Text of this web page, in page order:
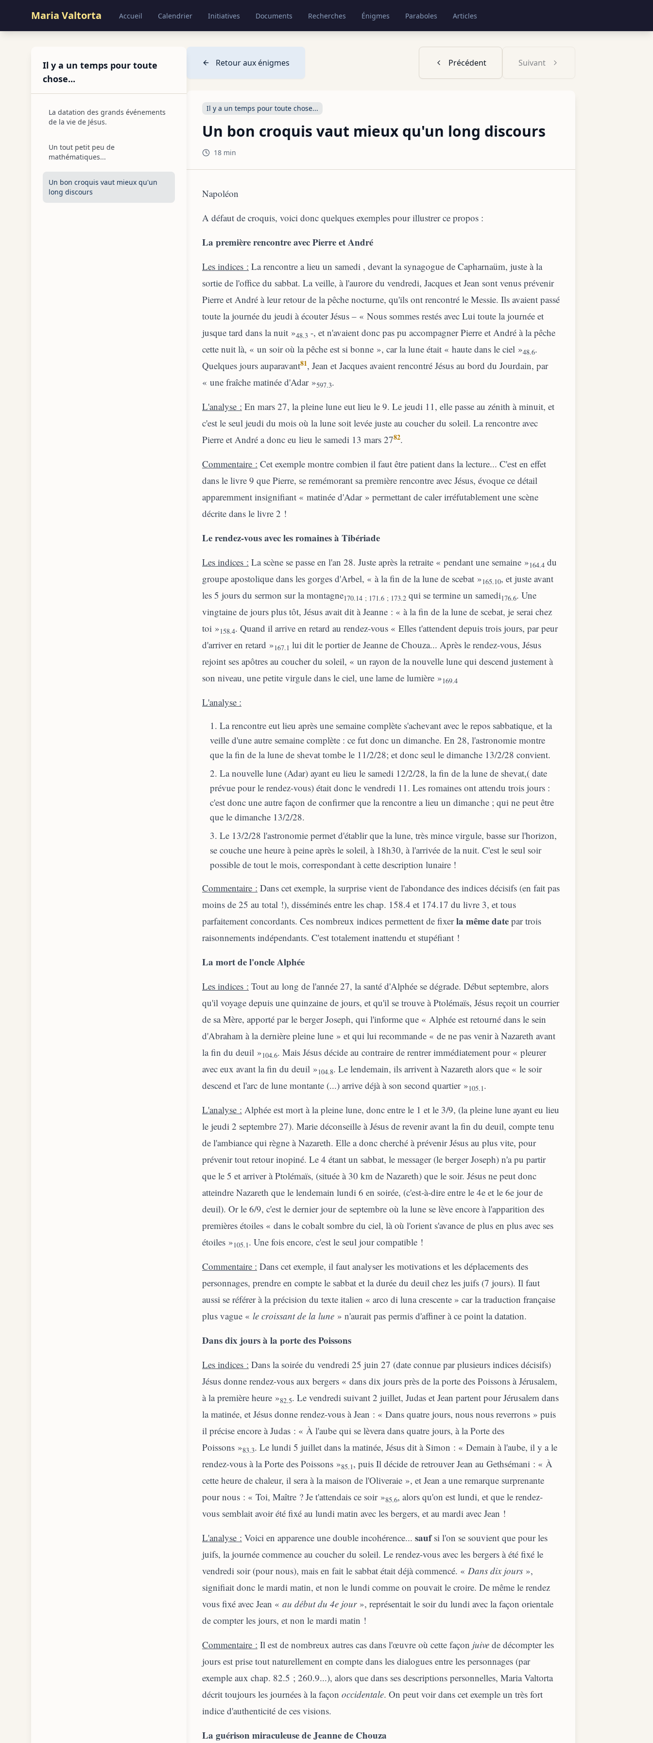
Maria Valtorta Accueil Calendrier Initiatives Documents Recherches Énigmes Paraboles Articles
Il y a un temps pour toute
chose...
La datation des grands événements
de la vie de Jésus.
Un tout petit peu de
mathématiques...
Un bon croquis vaut mieux qu'un
long discours
Retour aux énigmes Précédent Suivant
Il y a un temps pour toute chose...
Un bon croquis vaut mieux qu'un long discours
18 min
Napoléon
A défaut de croquis, voici donc quelques exemples pour illustrer ce propos :
La première rencontre avec Pierre et André
Les indices : La rencontre a lieu un samedi , devant la synagogue de Capharnaüm, juste à la
sortie de l'office du sabbat. La veille, à l'aurore du vendredi, Jacques et Jean sont venus prévenir
Pierre et André à leur retour de la pêche nocturne, qu'ils ont rencontré le Messie. Ils avaient passé
toute la journée du jeudi à écouter Jésus – « Nous sommes restés avec Lui toute la journée et
jusque tard dans la nuit »48.3 -, et n'avaient donc pas pu accompagner Pierre et André à la pêche
cette nuit là, « un soir où la pêche est si bonne », car la lune était « haute dans le ciel »48.6.
Quelques jours auparavant81, Jean et Jacques avaient rencontré Jésus au bord du Jourdain, par
« une fraîche matinée d'Adar »597.3.
L'analyse : En mars 27, la pleine lune eut lieu le 9. Le jeudi 11, elle passe au zénith à minuit, et
c'est le seul jeudi du mois où la lune soit levée juste au coucher du soleil. La rencontre avec
Pierre et André a donc eu lieu le samedi 13 mars 2782.
Commentaire : Cet exemple montre combien il faut être patient dans la lecture... C'est en effet
dans le livre 9 que Pierre, se remémorant sa première rencontre avec Jésus, évoque ce détail
apparemment insignifiant « matinée d'Adar » permettant de caler irréfutablement une scène
décrite dans le livre 2 !
Le rendez-vous avec les romaines à Tibériade
Les indices : La scène se passe en l'an 28. Juste après la retraite « pendant une semaine »164.4 du
groupe apostolique dans les gorges d'Arbel, « à la fin de la lune de scebat »165.10, et juste avant
les 5 jours du sermon sur la montagne170.14 ; 171.6 ; 173.2 qui se termine un samedi176.6. Une
vingtaine de jours plus tôt, Jésus avait dit à Jeanne : « à la fin de la lune de scebat, je serai chez
toi »158.4. Quand il arrive en retard au rendez-vous « Elles t'attendent depuis trois jours, par peur
d'arriver en retard »167.1 lui dit le portier de Jeanne de Chouza... Après le rendez-vous, Jésus
rejoint ses apôtres au coucher du soleil, « un rayon de la nouvelle lune qui descend justement à
son niveau, une petite virgule dans le ciel, une lame de lumière »169.4
L'analyse :
La rencontre eut lieu après une semaine complète s'achevant avec le repos sabbatique, et la
veille d'une autre semaine complète : ce fut donc un dimanche. En 28, l'astronomie montre
que la fin de la lune de shevat tombe le 11/2/28; et donc seul le dimanche 13/2/28 convient.
La nouvelle lune (Adar) ayant eu lieu le samedi 12/2/28, la fin de la lune de shevat,( date
prévue pour le rendez-vous) était donc le vendredi 11. Les romaines ont attendu trois jours :
c'est donc une autre façon de confirmer que la rencontre a lieu un dimanche ; qui ne peut être
que le dimanche 13/2/28.
Le 13/2/28 l'astronomie permet d'établir que la lune, très mince virgule, basse sur l'horizon,
se couche une heure à peine après le soleil, à 18h30, à l'arrivée de la nuit. C'est le seul soir
possible de tout le mois, correspondant à cette description lunaire !
Commentaire : Dans cet exemple, la surprise vient de l'abondance des indices décisifs (en fait pas
moins de 25 au total !), disséminés entre les chap. 158.4 et 174.17 du livre 3, et tous
parfaitement concordants. Ces nombreux indices permettent de fixerla même date par trois
raisonnements indépendants. C'est totalement inattendu et stupéfiant !
La mort de l'oncle Alphée
Les indices : Tout au long de l'année 27, la santé d'Alphée se dégrade. Début septembre, alors
qu'il voyage depuis une quinzaine de jours, et qu'il se trouve à Ptolémaïs, Jésus reçoit un courrier
de sa Mère, apporté par le berger Joseph, qui l'informe que « Alphée est retourné dans le sein
d'Abraham à la dernière pleine lune » et qui lui recommande « de ne pas venir à Nazareth avant
la fin du deuil »104.6. Mais Jésus décide au contraire de rentrer immédiatement pour « pleurer
avec eux avant la fin du deuil »104.8. Le lendemain, ils arrivent à Nazareth alors que « le soir
descend et l'arc de lune montante (...) arrive déjà à son second quartier »105.1.
L'analyse : Alphée est mort à la pleine lune, donc entre le 1 et le 3/9, (la pleine lune ayant eu lieu
le jeudi 2 septembre 27). Marie déconseille à Jésus de revenir avant la fin du deuil, compte tenu
de l'ambiance qui règne à Nazareth. Elle a donc cherché à prévenir Jésus au plus vite, pour
prévenir tout retour inopiné. Le 4 étant un sabbat, le messager (le berger Joseph) n'a pu partir
que le 5 et arriver à Ptolémaïs, (située à 30 km de Nazareth) que le soir. Jésus ne peut donc
atteindre Nazareth que le lendemain lundi 6 en soirée, (c'est-à-dire entre le 4e et le 6e jour de
deuil). Or le 6/9, c'est le dernier jour de septembre où la lune se lève encore à l'apparition des
premières étoiles « dans le cobalt sombre du ciel, là où l'orient s'avance de plus en plus avec ses
étoiles »105.1. Une fois encore, c'est le seul jour compatible !
Commentaire : Dans cet exemple, il faut analyser les motivations et les déplacements des
personnages, prendre en compte le sabbat et la durée du deuil chez les juifs (7 jours). Il faut
aussi se référer à la précision du texte italien « arco di luna crescente » car la traduction française
plus vague « le croissant de la lune » n'aurait pas permis d'affiner à ce point la datation.
Dans dix jours à la porte des Poissons
Les indices : Dans la soirée du vendredi 25 juin 27 (date connue par plusieurs indices décisifs)
Jésus donne rendez-vous aux bergers « dans dix jours près de la porte des Poissons à Jérusalem,
à la première heure »82.5. Le vendredi suivant 2 juillet, Judas et Jean partent pour Jérusalem dans
la matinée, et Jésus donne rendez-vous à Jean : « Dans quatre jours, nous nous reverrons » puis
il précise encore à Judas : « À l'aube qui se lèvera dans quatre jours, à la Porte des
Poissons »83.3. Le lundi 5 juillet dans la matinée, Jésus dit à Simon : « Demain à l'aube, il y a le
rendez-vous à la Porte des Poissons »85.1, puis Il décide de retrouver Jean au Gethsémani : « À
cette heure de chaleur, il sera à la maison de l'Oliveraie », et Jean a une remarque surprenante
pour nous : « Toi, Maître ? Je t'attendais ce soir »85.6, alors qu'on est lundi, et que le rendez-
vous semblait avoir été fixé au lundi matin avec les bergers, et au mardi avec Jean !
L'analyse : Voici en apparence une double incohérence... saufsi l'on se souvient que pour les
juifs, la journée commence au coucher du soleil. Le rendez-vous avec les bergers à été fixé le
vendredi soir (pour nous), mais en fait le sabbat était déjà commencé. « Dans dix jours »,
signifiait donc le mardi matin, et non le lundi comme on pouvait le croire. De même le rendez
vous fixé avec Jean « au début du 4e jour», représentait le soir du lundi avec la façon orientale
de compter les jours, et non le mardi matin !
Commentaire : Il est de nombreux autres cas dans l'œuvre où cette façon juive de décompter les
jours est prise tout naturellement en compte dans les dialogues entre les personnages (par
exemple aux chap. 82.5 ; 260.9...), alors que dans ses descriptions personnelles, Maria Valtorta
décrit toujours les journées à la façon occidentale. On peut voir dans cet exemple un très fort
indice d'authenticité de ces visions.
La guérison miraculeuse de Jeanne de Chouza